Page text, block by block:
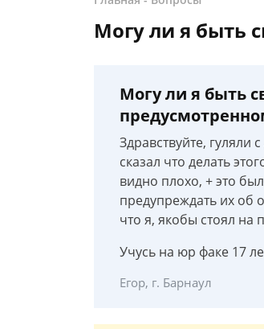
Могу ли я быть
Могу ли я быть
Здравствуйте, гуляли
сказал что делать
видно плохо, + это
предупреждать их об
что я, якобы стоял на
Учусь на юр факе 17
Егор, г. Барнаул